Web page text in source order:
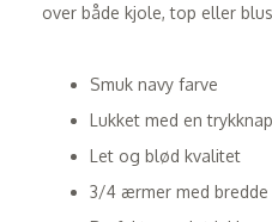
over både kjole, top eller
Smuk navy farve
Lukket med en trykknap
Let og blød kvalitet
3/4 ærmer med